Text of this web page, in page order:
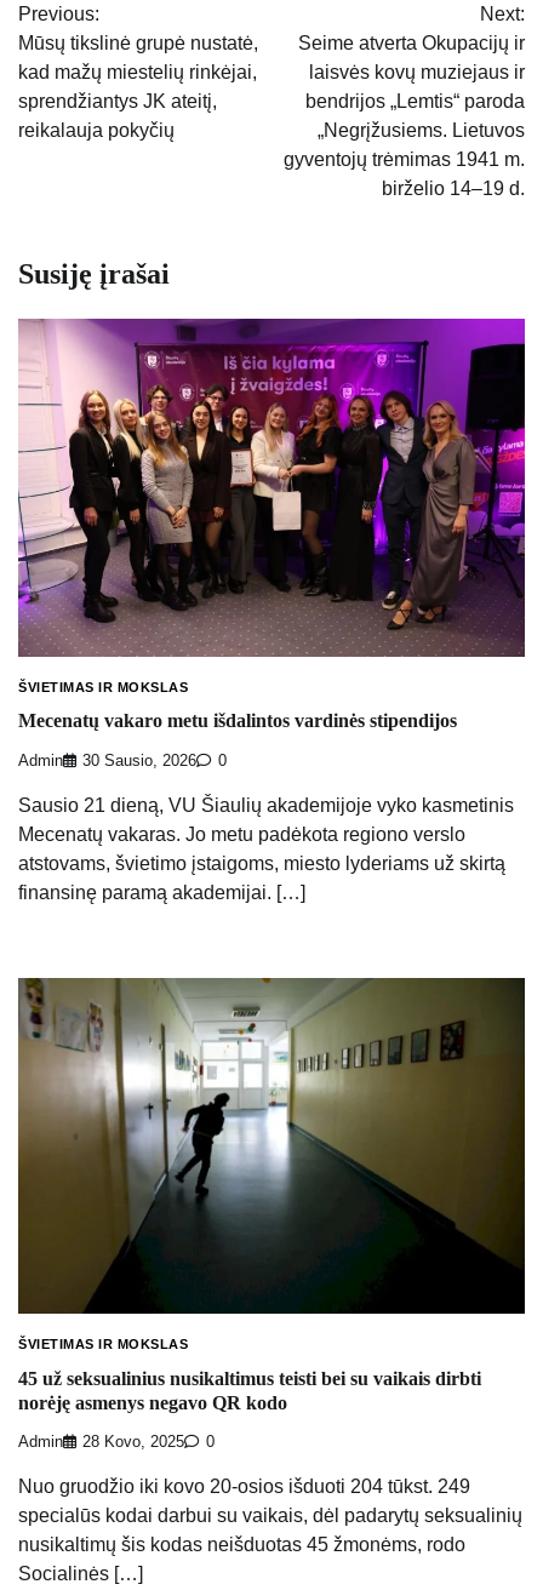
tarp
įrašų
Previous:
Mūsų tikslinė grupė nustatė,
kad mažų miestelių rinkėjai,
sprendžiantys JK ateitį,
reikalauja pokyčių
Next:
Seime atverta Okupacijų ir
laisvės kovų muziejaus ir
bendrijos „Lemtis“ paroda
„Negrįžusiems. Lietuvos
gyventojų trėmimas 1941 m.
birželio 14–19 d.
Susiję įrašai
ŠVIETIMAS IR MOKSLAS
Mecenatų vakaro metu išdalintos vardinės stipendijos
Admin 30 Sausio, 2026 0
Sausio 21 dieną, VU Šiaulių akademijoje vyko kasmetinis
Mecenatų vakaras. Jo metu padėkota regiono verslo
atstovams, švietimo įstaigoms, miesto lyderiams už skirtą
finansinę paramą akademijai. […]
ŠVIETIMAS IR MOKSLAS
45 už seksualinius nusikaltimus teisti bei su vaikais dirbti
norėję asmenys negavo QR kodo
Admin 28 Kovo, 2025 0
Nuo gruodžio iki kovo 20-osios išduoti 204 tūkst. 249
specialūs kodai darbui su vaikais, dėl padarytų seksualinių
nusikaltimų šis kodas neišduotas 45 žmonėms, rodo
Socialinės […]